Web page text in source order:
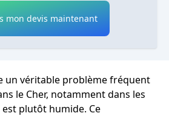
mon devis maintenant
un véritable problème fréquent
le Cher, notamment dans les
plutôt humide. Ce